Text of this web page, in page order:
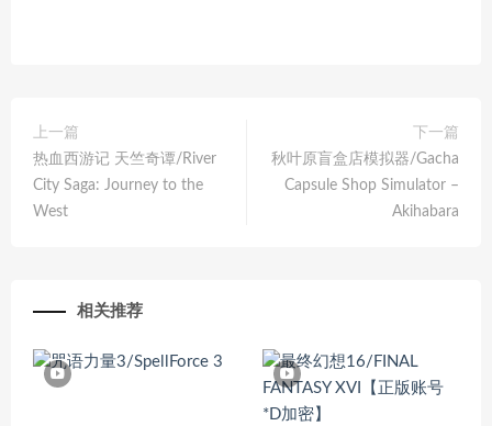
上一篇
热血西游记 天竺奇谭/River
City Saga: Journey to the
West
下一篇
秋叶原盲盒店模拟器/Gacha
Capsule Shop Simulator –
Akihabara
相关推荐